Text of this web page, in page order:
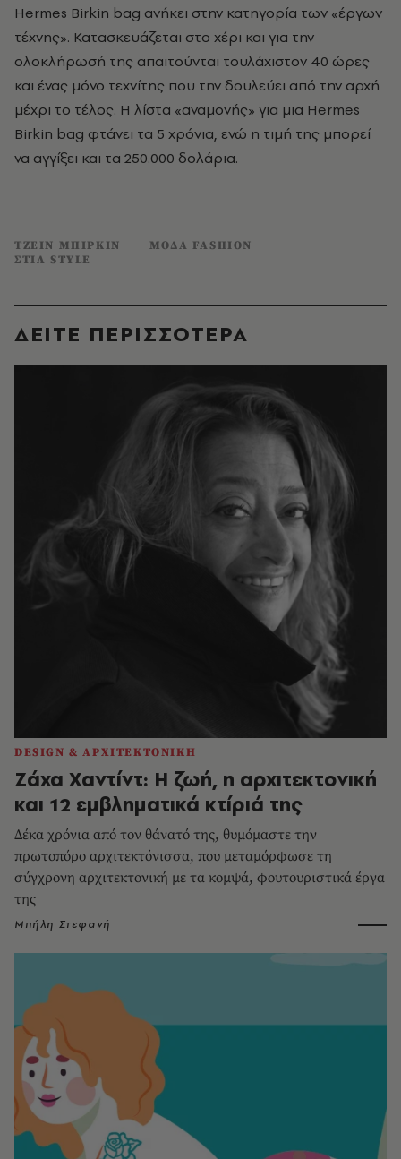
Hermes Birkin bag ανήκει στην κατηγορία των «έργων
τέχνης». Κατασκευάζεται στο χέρι και για την
ολοκλήρωσή της απαιτούνται τουλάχιστον 40 ώρες
και ένας μόνο τεχνίτης που την δουλεύει από την αρχή
μέχρι το τέλος. Η λίστα «αναμονής» για μια Hermes
Birkin bag φτάνει τα 5 χρόνια, ενώ η τιμή της μπορεί
να αγγίξει και τα 250.000 δολάρια.
ΤΖΕΙΝ ΜΠΙΡΚΙΝ
ΜΟΔΑ FASHION
ΣΤΙΛ STYLE
ΔΕΙΤΕ ΠΕΡΙΣΣΟΤΕΡΑ
DESIGN & ΑΡΧΙΤΕΚΤΟΝΙΚΗ
Ζάχα Χαντίντ: Η ζωή, η αρχιτεκτονική
και 12 εμβληματικά κτίριά της
Δέκα χρόνια από τον θάνατό της, θυμόμαστε την
πρωτοπόρο αρχιτεκτόνισσα, που μεταμόρφωσε τη
σύγχρονη αρχιτεκτονική με τα κομψά, φουτουριστικά έργα
της
Μπήλη Στεφανή